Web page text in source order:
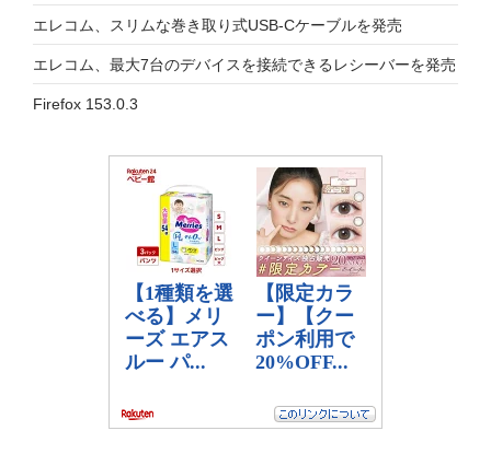
エレコム、スリムな巻き取り式USB-Cケーブルを発売
エレコム、最大7台のデバイスを接続できるレシーバーを発売
Firefox 153.0.3